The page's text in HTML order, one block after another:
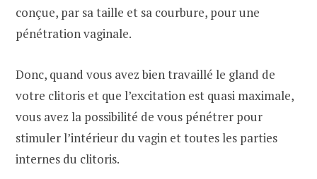
conçue, par sa taille et sa courbure, pour une
pénétration vaginale.
Donc, quand vous avez bien travaillé le gland de
votre clitoris et que l’excitation est quasi maximale,
vous avez la possibilité de vous pénétrer pour
stimuler l’intérieur du vagin et toutes les parties
internes du clitoris.